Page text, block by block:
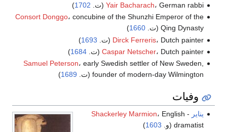
Yair Bacharach، German rabbi (ت. 1702
)
Consort Donggo، concubine of the Shunzhi Emperor of the
Qing Dynasty (ت.
1660
)
Dirck Ferreris، Dutch painter (ت. 1693
)
Caspar Netscher، Dutch painter (ت. 1684
)
Samuel Peterson، early Swedish settler of New Sweden,
founder of modern-day Wilmington (ت.
1689
)
وفيات
يناير -
Shackerley Marmion، English
dramatist (و.
1603
)